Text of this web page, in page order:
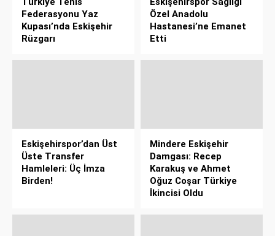
Federasyonu Yaz
Kupası’nda Eskişehir
Rüzgarı
Özel Anadolu
Hastanesi’ne Emanet
Etti
Eskişehirspor’dan Üst
Üste Transfer
Hamleleri: Üç İmza
Birden!
Mindere Eskişehir
Damgası: Recep
Karakuş ve Ahmet
Oğuz Coşar Türkiye
İkincisi Oldu